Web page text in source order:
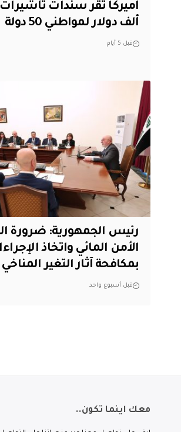
ألف دولار لمواطني 50 دولة
قبل 5 أيام
رئيس الجمهورية: ضرورة
الأمن المائي واتخاذ
بمكافحة آثار التغير المناخي
قبل أسبوع واحد
معك اينما تكون..